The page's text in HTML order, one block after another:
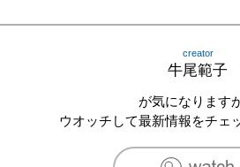
creator
牛尾範子
が気になります
ウオッチして最新情報をチェ